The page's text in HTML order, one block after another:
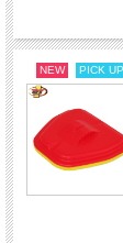
NEW PICK UP